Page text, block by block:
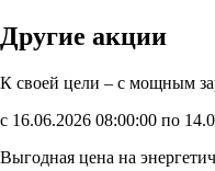
Другие акции
К своей цели – с мощным
с 16.06.2026 08:00:00 по
Выгодная цена на